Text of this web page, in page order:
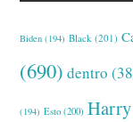
Biden (194) Black (201)
(690) dentro
(194) Esto (200) Harry